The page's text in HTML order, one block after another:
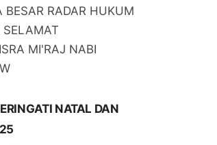
BESAR RADAR HUKUM
SELAMAT
MI'RAJ NABI
NATAL DAN